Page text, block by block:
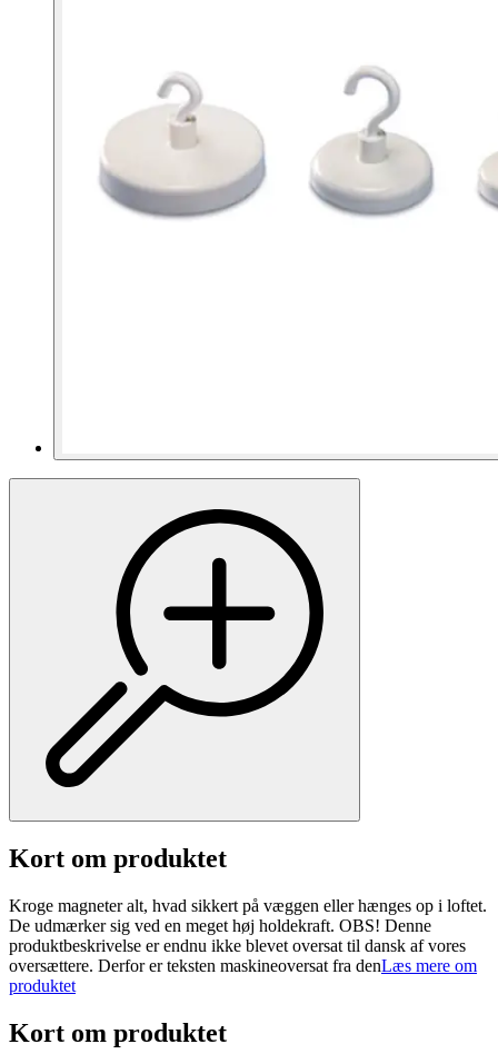
Kort om produktet
Kroge magneter alt, hvad sikkert på væggen eller hænges op i loftet.
De udmærker sig ved en meget høj holdekraft. OBS! Denne
produktbeskrivelse er endnu ikke blevet oversat til dansk af vores
oversættere. Derfor er teksten maskineoversat fra denLæs mere om
produktet
Kort om produktet